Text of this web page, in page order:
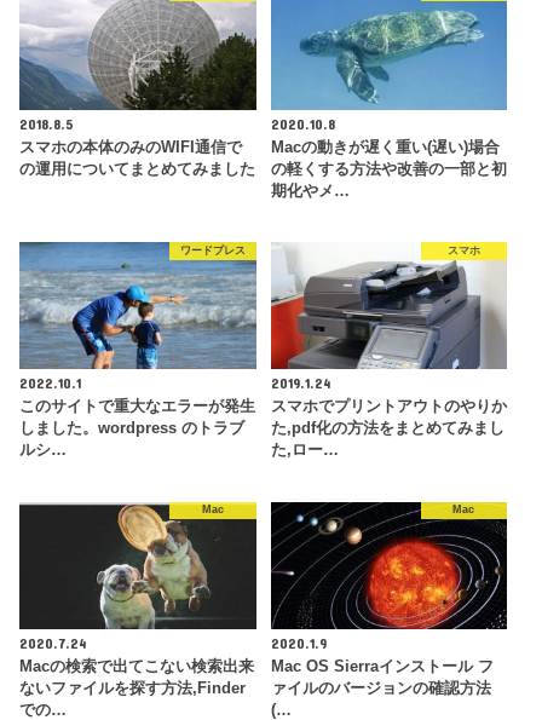
2018.8.5
スマホの本体のみのWIFI通信で
の運用についてまとめてみました
2020.10.8
Macの動きが遅く重い(遅い)場合
の軽くする方法や改善の一部と初
期化やメ…
ワードプレス
2022.10.1
このサイトで重大なエラーが発生
しました。wordpress のトラブ
ルシ…
スマホ
2019.1.24
スマホでプリントアウトのやりか
た,pdf化の方法をまとめてみまし
た,ロー…
Mac
2020.7.24
Macの検索で出てこない検索出来
ないファイルを探す方法,Finder
での…
Mac
2020.1.9
Mac OS Sierraインストール フ
ァイルのバージョンの確認方法
(…